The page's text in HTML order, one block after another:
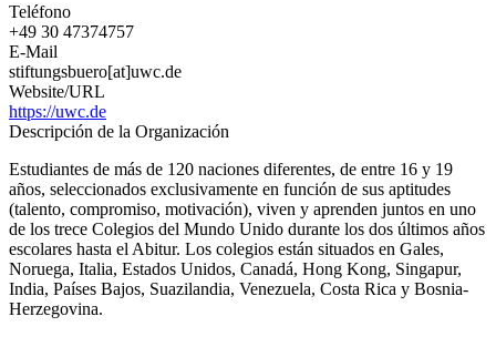
Teléfono
+49 30 47374757
E-Mail
stiftungsbuero[at]uwc.de
Website/URL
https://uwc.de
Descripción de la Organización
Estudiantes de más de 120 naciones diferentes, de entre 16 y 19
años, seleccionados exclusivamente en función de sus aptitudes
(talento, compromiso, motivación), viven y aprenden juntos en uno
de los trece Colegios del Mundo Unido durante los dos últimos años
escolares hasta el Abitur. Los colegios están situados en Gales,
Noruega, Italia, Estados Unidos, Canadá, Hong Kong, Singapur,
India, Países Bajos, Suazilandia, Venezuela, Costa Rica y Bosnia-
Herzegovina.